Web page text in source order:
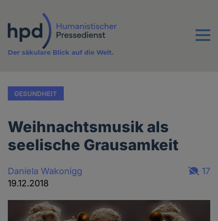
Inhalt
Menu
Der säkulare Blick auf die Welt.
GESUNDHEIT
Weihnachtsmusik als
seelische Grausamkeit
Daniela Wakonigg
19.12.2018
17